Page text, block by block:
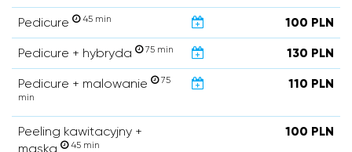
Pedicure 45 min 100 PLN
Pedicure + hybryda 75 min 130 PLN
Pedicure + malowanie
75
min
110 PLN
Peeling kawitacyjny +
maska
45 min
100 PLN